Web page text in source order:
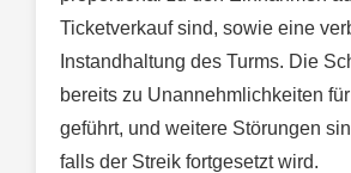
Ticketverkauf sind, sowie eine
Instandhaltung des Turms. Die
bereits zu Unannehmlichkeiten
geführt, und weitere Störungen
falls der Streik fortgesetzt wird.